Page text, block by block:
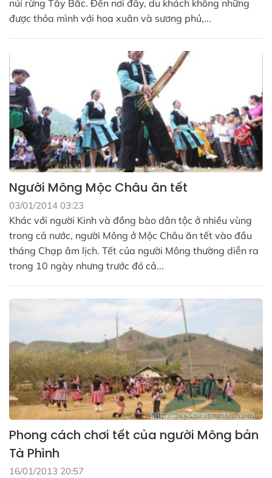
núi rừng Tây Bắc. Đến nơi đây, du khách không những
được thỏa mình với hoa xuân và sương phủ,...
Người Mông Mộc Châu ăn tết
03/01/2014 03:23
Khác với người Kinh và đồng bào dân tộc ở nhiều vùng
trong cả nước, người Mông ở Mộc Châu ăn tết vào đầu
tháng Chạp âm lịch. Tết của người Mông thường diễn ra
trong 10 ngày nhưng trước đó cả...
Phong cách chơi tết của người Mông bản
Tà Phình
16/01/2013 20:57